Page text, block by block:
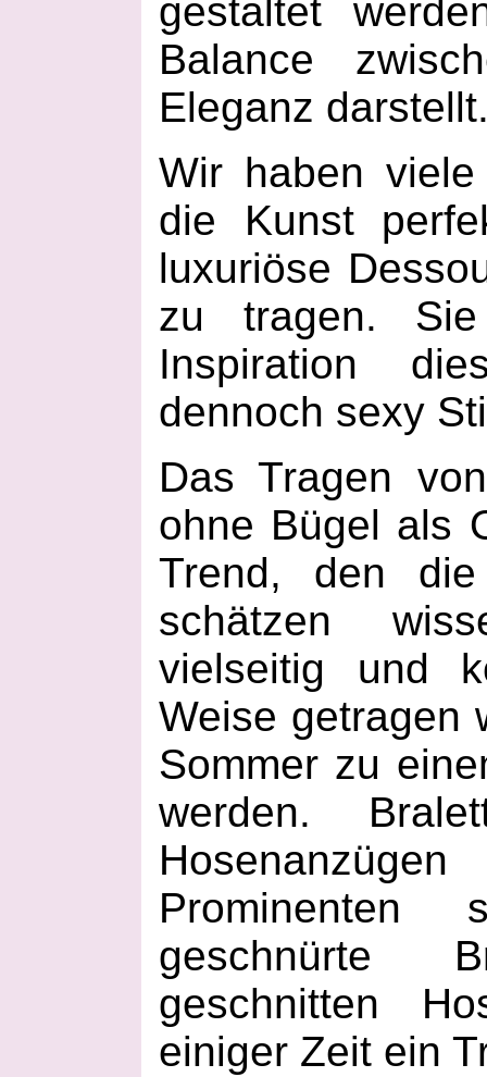
gestaltet
Balance
Eleganz
Wir haben
die Kunst
luxuriöse
zu tragen.
Inspiration
dennoch sexy
Das Tragen
ohne Bügel als
Trend, den
schätzen
vielseitig und
Weise getragen
Sommer zu
werden.
geschnürte
geschnitten
einiger Zeit ein